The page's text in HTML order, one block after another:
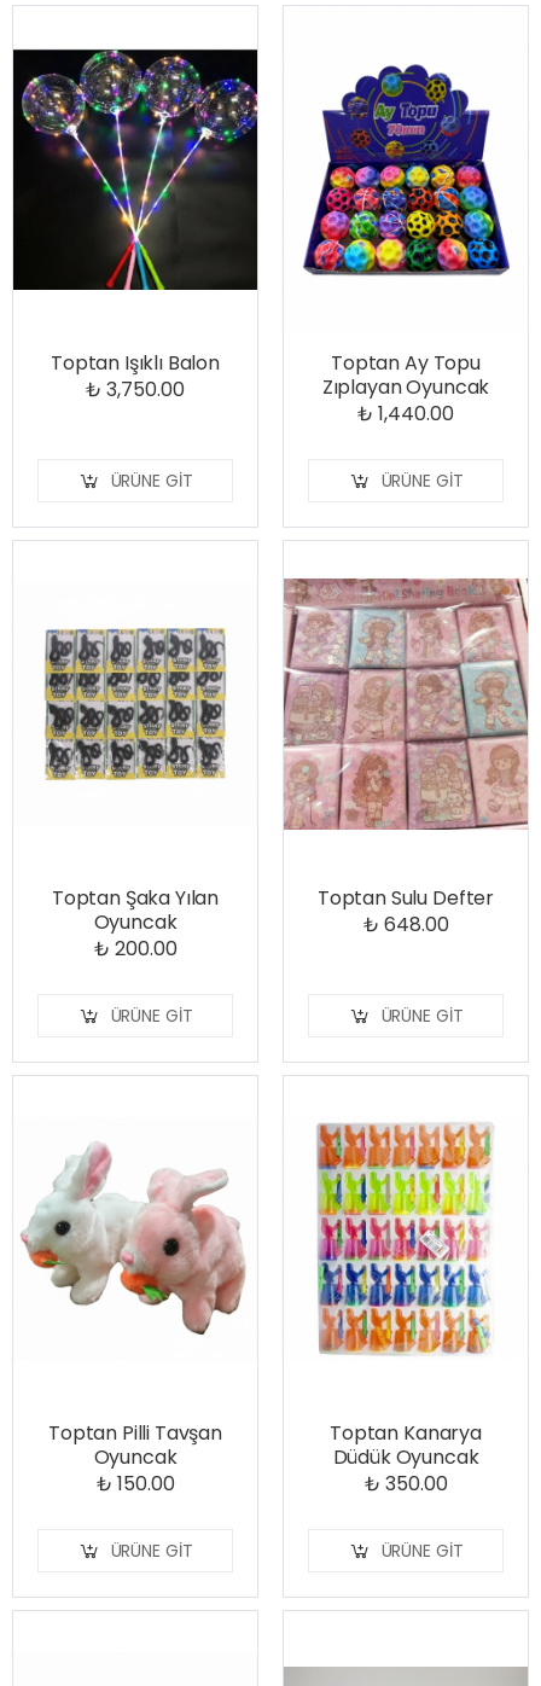
Toptan Işıklı Balon
₺ 3,750.00
ÜRÜNE GIT
Toptan Ay Topu
Zıplayan Oyuncak
₺ 1,440.00
ÜRÜNE GIT
Toptan Şaka Yılan
Oyuncak
₺ 200.00
ÜRÜNE GIT
Toptan Sulu Defter
₺ 648.00
ÜRÜNE GIT
Toptan Pilli Tavşan
Oyuncak
₺ 150.00
ÜRÜNE GIT
Toptan Kanarya
Düdük Oyuncak
₺ 350.00
ÜRÜNE GIT